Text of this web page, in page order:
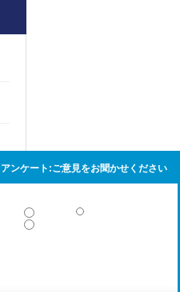
アンケート:ご意見をお聞かせください